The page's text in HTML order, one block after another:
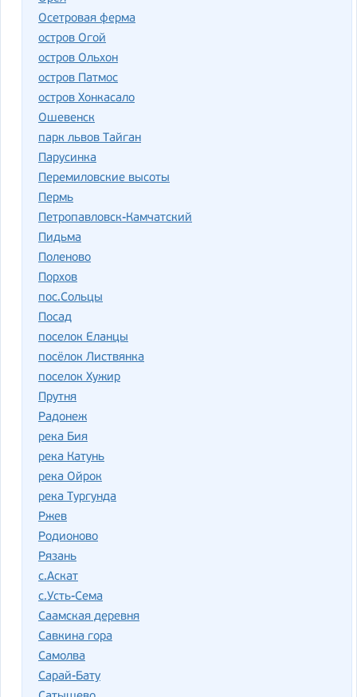
Осетровая ферма
остров Огой
остров Ольхон
остров Патмос
остров Хонкасало
Ошевенск
парк львов Тайган
Парусинка
Перемиловские высоты
Пермь
Петропавловск-Камчатский
Пидьма
Поленово
Порхов
пос.Сольцы
Посад
поселок Еланцы
посёлок Листвянка
поселок Хужир
Прутня
Радонеж
река Бия
река Катунь
река Ойрок
река Тургунда
Ржев
Родионово
Рязань
с.Аскат
с.Усть-Сема
Саамская деревня
Савкина гора
Самолва
Сарай-Бату